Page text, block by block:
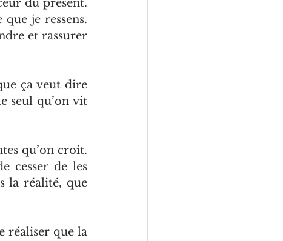
du présent.
que je ressens.
et rassurer
ça veut dire
seul qu’on vit
qu’on croit.
cesser de les
la réalité, que
réaliser que la